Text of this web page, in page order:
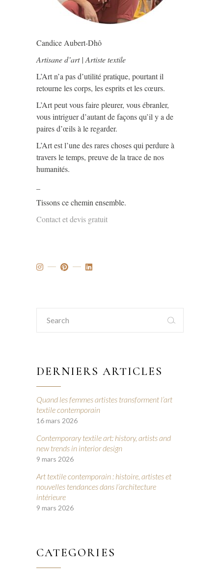
Candice Aubert-Dhô
Artisane d’art | Artiste textile
L’Art n’a pas d’utilité pratique, pourtant il
retourne les corps, les esprits et les cœurs.
L’Art peut vous faire pleurer, vous ébranler,
vous intriguer d’autant de façons qu’il y a de
paires d’œils à le regarder.
L’Art est l’une des rares choses qui perdure à
travers le temps, preuve de la trace de nos
humanités.
Tissons ce chemin ensemble.
Contact et devis gratuit
Search
for:
DERNIERS ARTICLES
Quand les femmes artistes transforment l’art
textile contemporain
16 mars 2026
Contemporary textile art: history, artists and
new trends in interior design
9 mars 2026
Art textile contemporain : histoire, artistes et
nouvelles tendances dans l’architecture
intérieure
9 mars 2026
CATEGORIES